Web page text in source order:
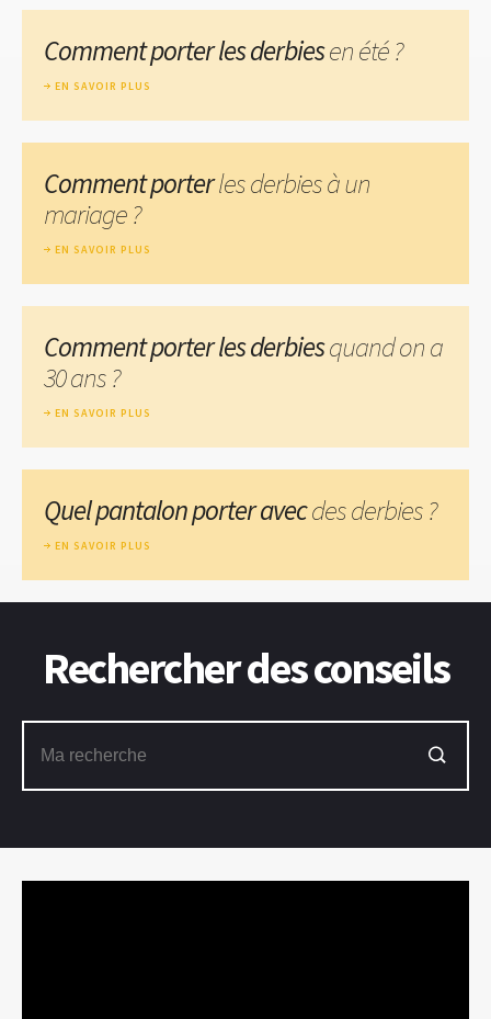
Comment porter les derbiesen été ?
EN SAVOIR PLUS
Comment porterles derbies à un
mariage ?
EN SAVOIR PLUS
Comment porter les derbiesquand on a
30 ans ?
EN SAVOIR PLUS
Quel pantalon porter avecdes derbies ?
EN SAVOIR PLUS
Rechercher des conseils